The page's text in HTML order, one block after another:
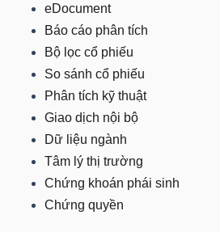
eDocument
Báo cáo phân tích
Bộ lọc cổ phiếu
So sánh cổ phiếu
Phân tích kỹ thuật
Giao dịch nội bộ
Dữ liệu ngành
Tâm lý thị trường
Chứng khoán phái sinh
Chứng quyền
SECTOR
NĂNG
LƯỢNG